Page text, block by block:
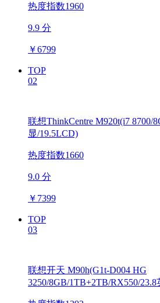
热度指数1960
9.9 分
￥6799
TOP
02
联想ThinkCentre M920t(i7 8700/
显/19.5LCD)
热度指数1660
9.0 分
￥ 7399
TOP
03
联想开天 M90h(G1t-D004 HG
3250/8GB/1TB+2TB/RX550/23.8